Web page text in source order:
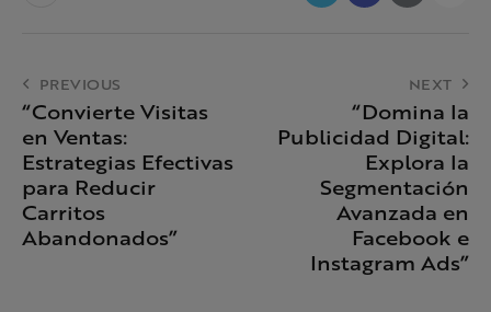
PREVIOUS
“Convierte Visitas
en Ventas:
Estrategias Efectivas
para Reducir
Carritos
Abandonados”
NEXT
“Domina la
Publicidad Digital:
Explora la
Segmentación
Avanzada en
Facebook e
Instagram Ads”